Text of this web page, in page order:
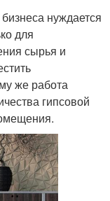
нуждается
для
сырья и
же работа
гипсовой